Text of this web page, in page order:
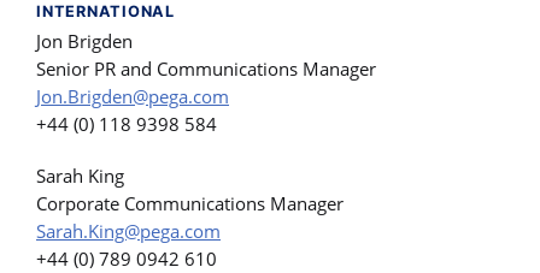
INTERNATIONAL
Jon Brigden
Senior PR and Communications Manager
Jon.Brigden@pega.com
+44 (0) 118 9398 584
Sarah King
Corporate Communications Manager
Sarah.King@pega.com
+44 (0) 789 0942 610